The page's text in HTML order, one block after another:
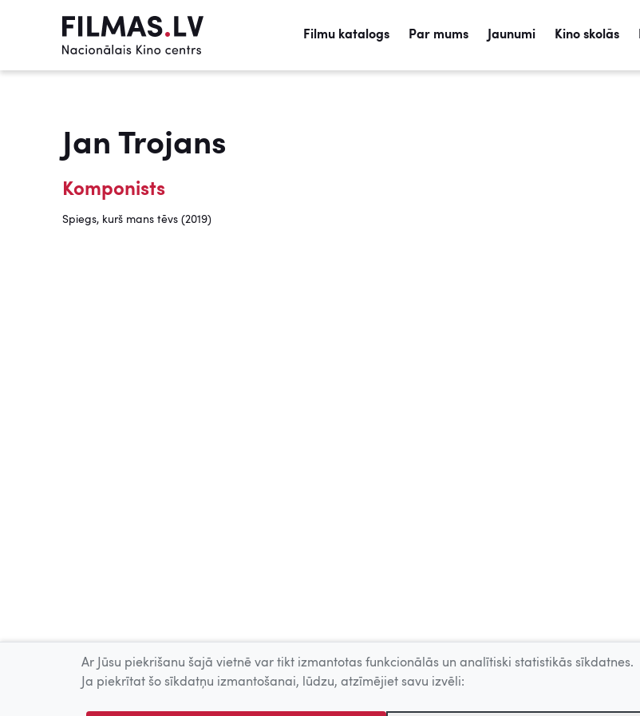
Filmu katalogs Par mums Jaunumi Kino skolās
Jan Trojans
Komponists
Spiegs, kurš mans tēvs (2019)
Ar Jūsu piekrišanu šajā vietnē var tikt izmantotas funkcionālās un analītiski statistikās sīkdatnes.
Ja piekrītat šo sīkdatņu izmantošanai, lūdzu, atzīmējiet savu izvēli: